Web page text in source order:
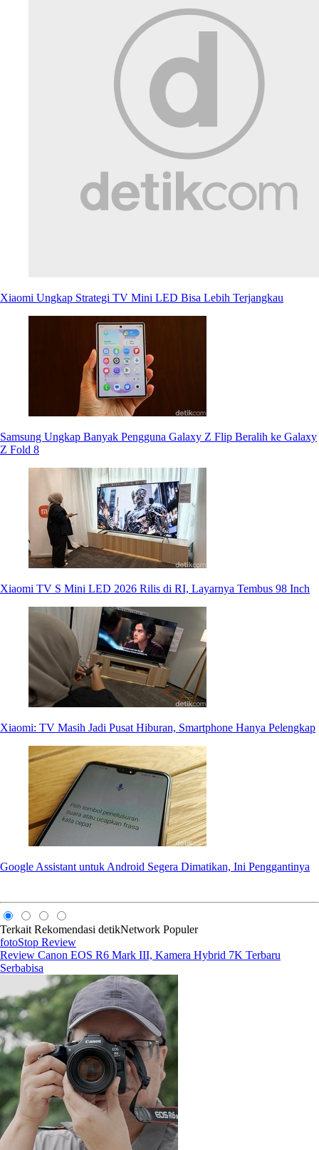
Xiaomi Ungkap Strategi TV Mini LED Bisa Lebih Terjangkau
Samsung Ungkap Banyak Pengguna Galaxy Z Flip Beralih ke Galaxy
Z Fold 8
Xiaomi TV S Mini LED 2026 Rilis di RI, Layarnya Tembus 98 Inch
Xiaomi: TV Masih Jadi Pusat Hiburan, Smartphone Hanya Pelengkap
Google Assistant untuk Android Segera Dimatikan, Ini Penggantinya
Terkait Rekomendasi detikNetwork Populer
fotoStop Review
Review Canon EOS R6 Mark III, Kamera Hybrid 7K Terbaru
Serbabisa